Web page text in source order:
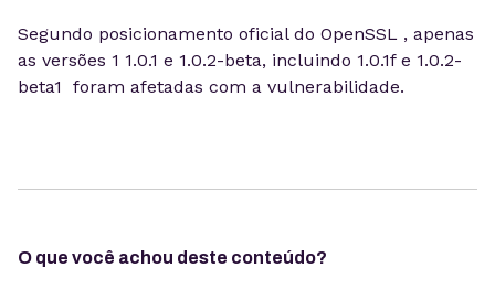
Segundo posicionamento oficial do OpenSSL , apenas
as versões 1 1.0.1 e 1.0.2-beta, incluindo 1.0.1f e 1.0.2-
beta1 foram afetadas com a vulnerabilidade.
O que você achou deste conteúdo?